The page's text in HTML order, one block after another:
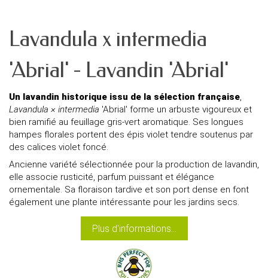
Lavandula x intermedia
'Abrial' - Lavandin 'Abrial'
Un lavandin historique issu de la sélection française,
Lavandula × intermedia 'Abrial' forme un arbuste vigoureux et
bien ramifié au feuillage gris-vert aromatique. Ses longues
hampes florales portent des épis violet tendre soutenus par
des calices violet foncé.
Ancienne variété sélectionnée pour la production de lavandin,
elle associe rusticité, parfum puissant et élégance
ornementale. Sa floraison tardive et son port dense en font
également une plante intéressante pour les jardins secs.
Plus d'informations...